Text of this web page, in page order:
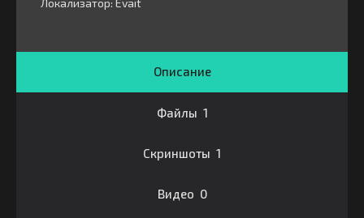
Локализатор: ⁣⁣⁣Evait
Описание
Файлы 1
Скриншоты 1
Видео 0